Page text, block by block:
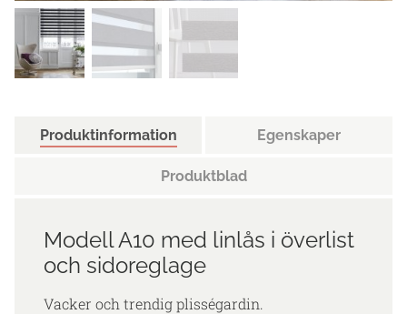
Produktinformation Egenskaper
Produktblad
Modell A10 med linlås i överlist
och sidoreglage
Vacker och trendig plisségardin.